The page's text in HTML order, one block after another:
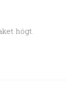
högt.